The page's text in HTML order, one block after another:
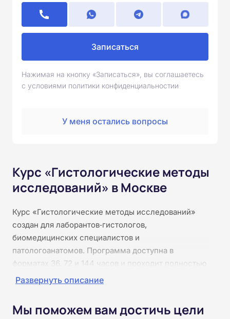
Записаться
Нажимая на кнопку «Записаться», вы соглашаетесь
с условиями политики конфиденциальностии
У меня остались вопросы
Курс «Гистологические методы
исследований» в Москве
Курс «Гистологические методы исследований»
создан для лаборантов‑гистологов,
биомедицинских специалистов и
патологоанатомов. Программа доступна в
форматах 36, 72 и 144 часов и проходит полностью
онлайн, что позволяет совмещать учебу с работой.
проводится без практических занятий: все
Развернуть описание
Мы поможем вам достичь цели